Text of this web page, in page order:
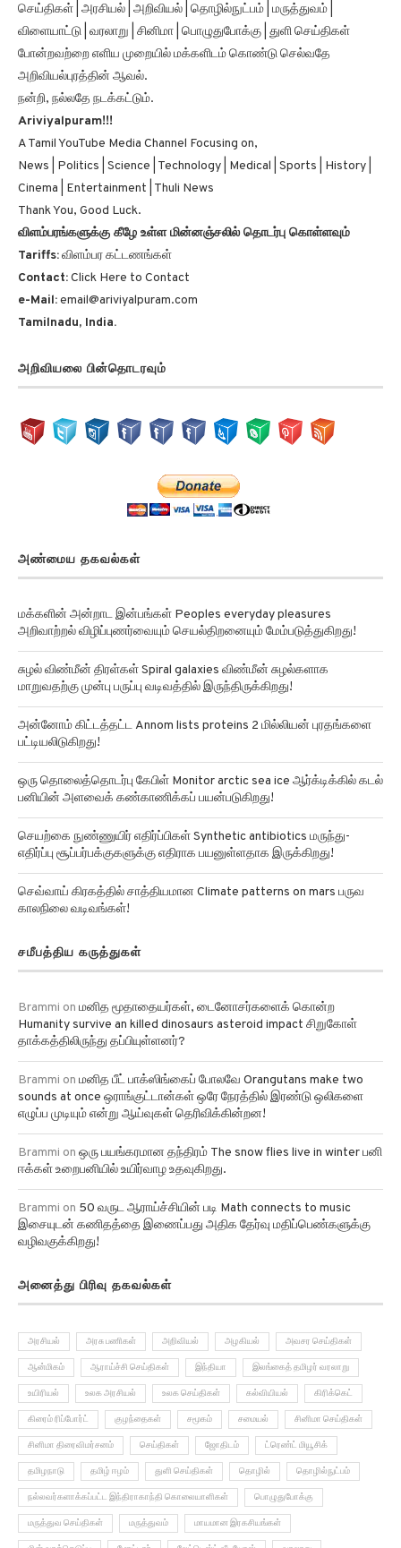
விளையாட்டு | வரலாறு | சினிமா | பொழுதுபோக்கு | துளி செய்திகள்
போன்றவற்றை எளிய முறையில் மக்களிடம் கொண்டு செல்வதே
அறிவியல்புரத்தின் ஆவல்.
நன்றி, நல்லதே நடக்கட்டும்.
Ariviyalpuram!!!
A Tamil YouTube Media Channel Focusing on,
News | Politics | Science | Technology | Medical | Sports | History |
Cinema | Entertainment | Thuli News
Thank You, Good Luck.
விளம்பரங்களுக்கு கீழே உள்ள மின்னஞ்சலில் தொடர்பு கொள்ளவும்
Tariffs:விளம்பர கட்டணங்கள்
Contact:Click Here to Contact
e-Mail: email@ariviyalpuram.com
Tamilnadu, India.
அறிவாற்றல் விழிப்புணர்வையும் செயல்திறனையும் மேம்படுத்துகிறது!
சுழல் விண்மீன் திரள்கள் Spiral galaxies விண்மீன் சுழல்களாக
மாறுவதற்கு முன்பு பருப்பு வடிவத்தில் இருந்திருக்கிறது!
அன்னோம் கிட்டத்தட்ட Annom lists proteins 2 மில்லியன் புரதங்களை
பட்டியலிடுகிறது!
ஒரு தொலைத்தொடர்பு கேபிள் Monitor arctic sea ice ஆர்க்டிக்கில் கடல்
பனியின் அளவைக் கண்காணிக்கப் பயன்படுகிறது!
செயற்கை நுண்ணுயிர் எதிர்ப்பிகள் Synthetic antibiotics மருந்து-
எதிர்ப்பு சூப்பர்பக்குகளுக்கு எதிராக பயனுள்ளதாக இருக்கிறது!
செவ்வாய் கிரகத்தில் சாத்தியமான Climate patterns on mars பருவ
காலநிலை வடிவங்கள்!
Humanity survive an killed dinosaurs asteroid impact சிறுகோள்
தாக்கத்திலிருந்து தப்பியுள்ளனர்?
Brammionமனித பீட் பாக்ஸிங்கைப் போலவே Orangutans make two
sounds at once ஒராங்குட்டான்கள் ஒரே நேரத்தில் இரண்டு ஒலிகளை
எழுப்ப முடியும் என்று ஆய்வுகள் தெரிவிக்கின்றன!
Brammionஒரு பயங்கரமான தந்திரம் The snow flies live in winter பனி
ஈக்கள் உறைபனியில் உயிர்வாழ உதவுகிறது.
Brammion50 வருட ஆராய்ச்சியின் படி Math connects to music
இசையுடன் கணிதத்தை இணைப்பது அதிக தேர்வு மதிப்பெண்களுக்கு
வழிவகுக்கிறது!
ஆன்மிகம் ஆராய்ச்சி செய்திகள் இந்தியா இலங்கைத் தமிழர் வரலாறு
உயிரியல் உலக அரசியல் உலக செய்திகள் கல்வியியல் கிரிக்கெட்
கிரைம் ரிப்போர்ட் குழந்தைகள் சமூகம் சமையல் சினிமா செய்திகள்
சினிமா திரைவிமர்சனம் செய்திகள் ஜோதிடம் ட்ரெண்ட் மியூசிக்
தமிழநாடு தமிழ் ஈழம் துளி செய்திகள் தொழில் தொழில்நுட்பம்
நல்லவர்களாக்கப்பட்ட இந்திராகாந்தி கொலையாளிகள் பொழுதுபோக்கு
மருத்துவ செய்திகள் மருத்துவம் மாயமான இரகசியங்கள்
மின் வாக்கெடுப்பு மோட்டார் லேட்டெஸ்ட் வீடியோஸ்